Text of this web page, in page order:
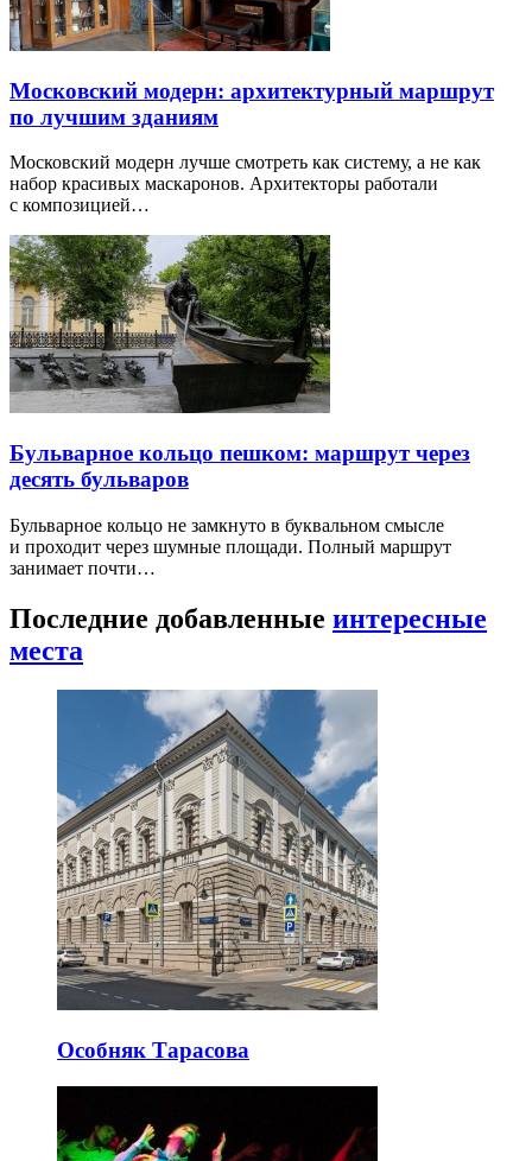
Московский модерн: архитектурный маршрут
по лучшим зданиям
Московский модерн лучше смотреть как систему, а не как
набор красивых маскаронов. Архитекторы работали
с композицией…
Бульварное кольцо пешком: маршрут через
десять бульваров
Бульварное кольцо не замкнуто в буквальном смысле
и проходит через шумные площади. Полный маршрут
занимает почти…
Последние добавленные интересные
места
Особняк Тарасова